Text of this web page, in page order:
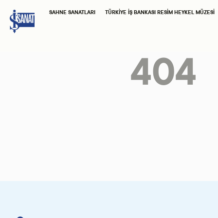
SAHNE SANATLARI TÜRKIYE İŞ BANKASI RESIM HEYKEL MÜZESI
404